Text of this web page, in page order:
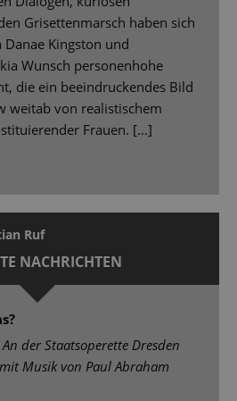
Grisettenmarsch haben sich
Kingston und
Wunsch personenhohe
die ein beeindruckendes Bild
weitab von realistischem
Frauen. […]
Ruf
NACHRICHTEN
der Staatsoperette Dresden
Musik von Paul Abraham